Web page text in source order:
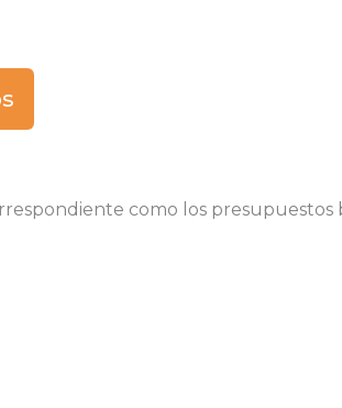
como los presupuestos